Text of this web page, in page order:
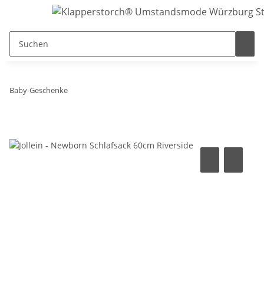
Baby-Geschenke